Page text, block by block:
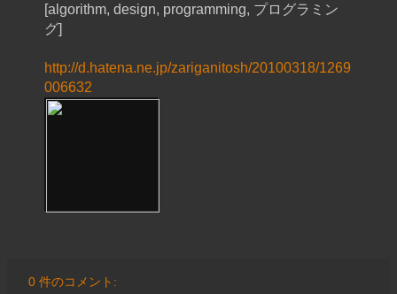
[algorithm, design, programming, プログラミン
グ]
http://d.hatena.ne.jp/zariganitosh/20100318/1269
006632
0 件のコメント: